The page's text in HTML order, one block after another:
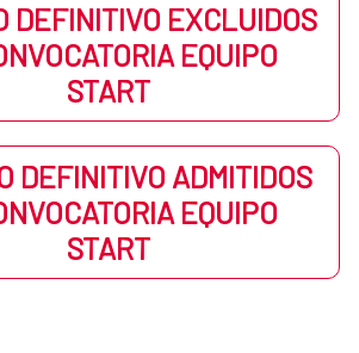
DEFINITIVO EXCLUIDOS
EQUIPO
START
DEFINITIVO ADMITIDOS
EQUIPO
START